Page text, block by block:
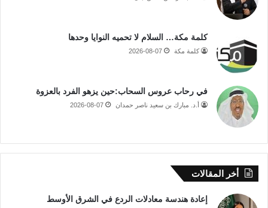
كلمة مكة… السلام لا تحميه النوايا وحدها
كلمة مكة 2026-08-07
في رحاب عروس السحاب:حين يزهو الفرد بالعزوة
أ.د. مبارك بن سعيد ناصر حمدان 2026-08-07
أخر المقالات
إعادة هندسة معادلات الردع في الشرق الأوسط